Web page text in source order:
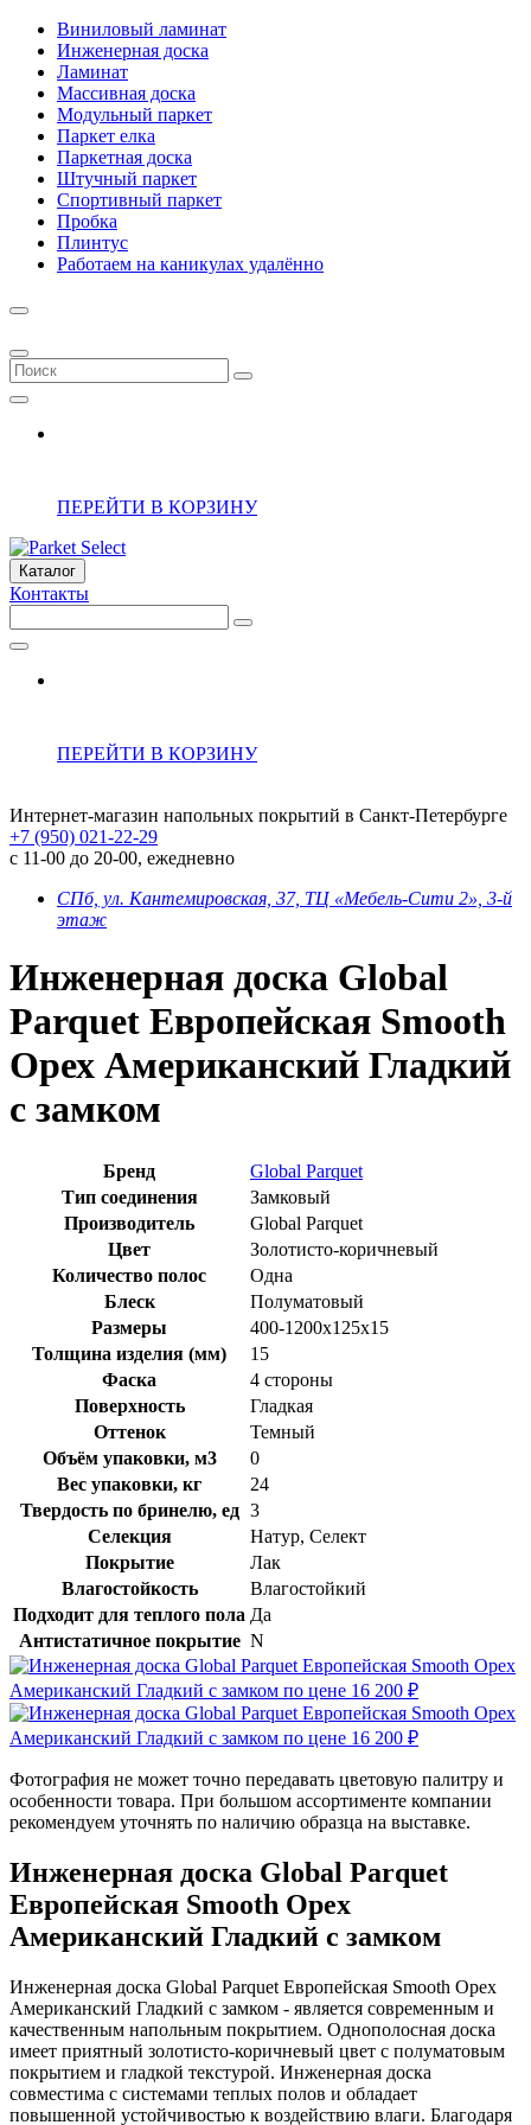
Виниловый ламинат
Инженерная доска
Ламинат
Массивная доска
Модульный паркет
Паркет елка
Паркетная доска
Штучный паркет
Спортивный паркет
Пробка
Плинтус
Работаем на каникулах удалённо
ПЕРЕЙТИ В КОРЗИНУ
Каталог
Контакты
ПЕРЕЙТИ В КОРЗИНУ
Интернет-магазин напольных покрытий в Санкт-Петербурге
+7 (950) 021-22-29
с 11-00 до 20-00, ежедневно
СПб, ул. Кантемировская, 37, ТЦ «Мебель-Сити 2», 3-й
этаж
Инженерная доска Global
Parquet Европейская Smooth
Орех Американский Гладкий
с замком
Бренд
Global Parquet
Тип соединения
Замковый
Производитель
Global Parquet
Цвет
Золотисто-коричневый
Количество полос
Одна
Блеск
Полуматовый
Размеры
400-1200x125x15
Толщина изделия (мм)
15
Фаска
4 стороны
Поверхность
Гладкая
Оттенок
Темный
Объём упаковки, м3
0
Вес упаковки, кг
24
Твердость по бринелю, ед 3
Селекция
Натур, Селект
Покрытие
Лак
Влагостойкость
Влагостойкий
Подходит для теплого пола Да
Антистатичное покрытие N
Фотография не может точно передавать цветовую палитру и
особенности товара. При большом ассортименте компании
рекомендуем уточнять по наличию образца на выставке.
Инженерная доска Global Parquet
Европейская Smooth Орех
Американский Гладкий с замком
Инженерная доска Global Parquet Европейская Smooth Орех
Американский Гладкий с замком - является современным и
качественным напольным покрытием. Однополосная доска
имеет приятный золотисто-коричневый цвет с полуматовым
покрытием и гладкой текстурой. Инженерная доска
совместима с системами теплых полов и обладает
повышенной устойчивостью к воздействию влаги. Благодаря